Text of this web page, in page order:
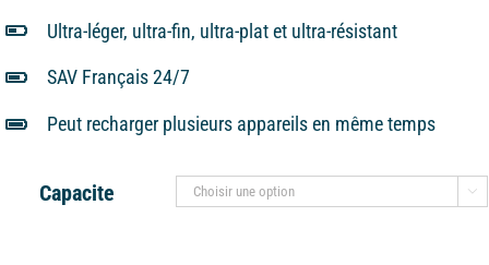
Ultra-léger, ultra-fin, ultra-plat et ultra-résistant
SAV Français 24/7
Peut recharger plusieurs appareils en même temps
Capacite 